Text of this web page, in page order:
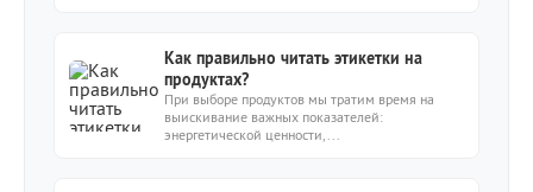
Как правильно читать этикетки на
продуктах?
При выборе продуктов мы тратим время на
выискивание важных показателей:
энергетической ценности,...